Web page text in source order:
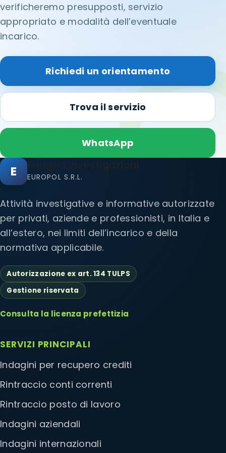
verificheremo presupposti, servizio
appropriato e modalità dell’eventuale
incarico.
Richiedi un orientamento
Trova il servizio
WhatsApp
E Europol Investigazioni
EUROPOL S.R.L.
Attività investigative e informative autorizzate
per privati, aziende e professionisti, in Italia e
all’estero, nei limiti dell’incarico e della
normativa applicabile.
Autorizzazione ex art. 134 TULPS
Gestione riservata
Consulta la licenza prefettizia
SERVIZI PRINCIPALI
Indagini per recupero crediti
Rintraccio conti correnti
Rintraccio posto di lavoro
Indagini aziendali
Indagini internazionali